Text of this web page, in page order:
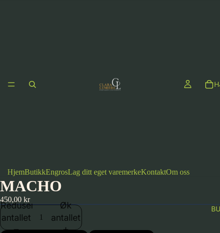
HjemButikkEngrosLag ditt eget varemerkeKontaktOm oss
MACHO
450,00 kr
Reduser
antallet
Øk
antallet